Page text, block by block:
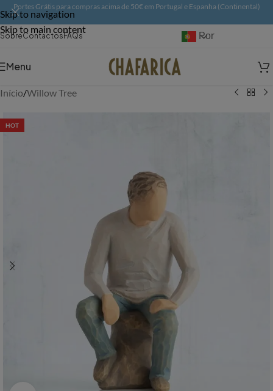
Skip to navigation
Skip to main content
Portes Grátis para compras acima de 50€ em Portugal e Espanha (Continental)
SobreContactosFAQs Português
Menu
Início/Willow Tree
HOT